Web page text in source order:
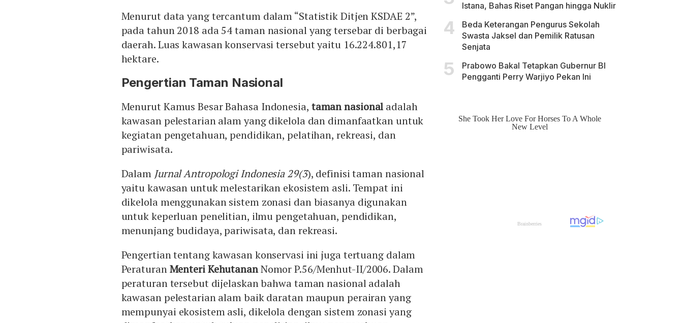
Menurut data yang tercantum dalam “Statistik Ditjen KSDAE 2”,
pada tahun 2018 ada 54 taman nasional yang tersebar di berbagai
daerah. Luas kawasan konservasi tersebut yaitu 16.224.801,17
hektare.
Pengertian Taman Nasional
Menurut Kamus Besar Bahasa Indonesia, taman nasional adalah
kawasan pelestarian alam yang dikelola dan dimanfaatkan untuk
kegiatan pengetahuan, pendidikan, pelatihan, rekreasi, dan
pariwisata.
Dalam Jurnal Antropologi Indonesia 29(3), definisi taman nasional
yaitu kawasan untuk melestarikan ekosistem asli. Tempat ini
dikelola menggunakan sistem zonasi dan biasanya digunakan
untuk keperluan penelitian, ilmu pengetahuan, pendidikan,
menunjang budidaya, pariwisata, dan rekreasi.
Pengertian tentang kawasan konservasi ini juga tertuang dalam
PeraturanMenteri KehutananNomor P.56/Menhut-II/2006. Dalam
peraturan tersebut dijelaskan bahwa taman nasional adalah
kawasan pelestarian alam baik daratan maupun perairan yang
mempunyai ekosistem asli, dikelola dengan sistem zonasi yang
Istana, Bahas Riset Pangan hingga Nuklir
Beda Keterangan Pengurus Sekolah
Swasta Jaksel dan Pemilik Ratusan
Senjata
Prabowo Bakal Tetapkan Gubernur BI
Pengganti Perry Warjiyo Pekan Ini